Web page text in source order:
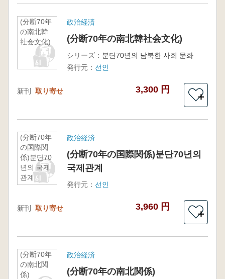
(分断70年
の南北韓
社会文化)
政治経済
(分断70年の南北韓社会文化)
シリーズ： 분단70년의 남북한 사회 문화
発行元： 선인
新刊 取り寄せ 3,300 円
＋
(分断70年
の国際関
係)분단70
년의 국제
관계
政治経済
(分断70年の国際関係)분단70년의
국제관계
発行元： 선인
新刊 取り寄せ 3,960 円
＋
(分断70年
の南北関
係)
政治経済
(分断70年の南北関係)